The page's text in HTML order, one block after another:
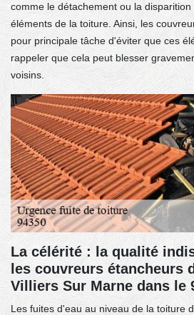
comme le détachement ou la
éléments de la toiture. Ainsi, les
pour principale tâche d'éviter que ces
rappeler que cela peut blesser
voisins.
La célérité : la qualité
les couvreurs étancheurs
Villiers Sur Marne dans le
Les fuites d'eau au niveau de la toiture